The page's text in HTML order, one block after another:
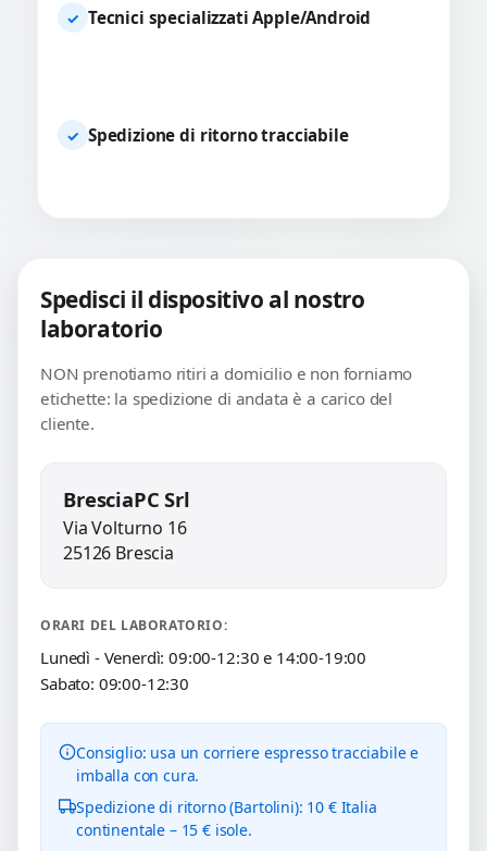
✓ Tecnici specializzati Apple/Android
✓ Spedizione di ritorno tracciabile
Spedisci il dispositivo al nostro
laboratorio
NON prenotiamo ritiri a domicilio e non forniamo
etichette: la spedizione di andata è a carico del
cliente.
BresciaPC Srl
Via Volturno 16
25126 Brescia
ORARI DEL LABORATORIO:
Lunedì - Venerdì: 09:00-12:30 e 14:00-19:00
Sabato: 09:00-12:30
Consiglio: usa un corriere espresso tracciabile e
imballa con cura.
Spedizione di ritorno (Bartolini): 10 € Italia
continentale – 15 € isole.